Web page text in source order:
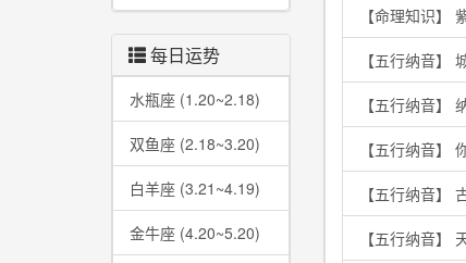
每日运势
水瓶座 (1.20~2.18)
双鱼座 (2.18~3.20)
白羊座 (3.21~4.19)
金牛座 (4.20~5.20)
【命理知识】
【五行纳音】
【五行纳音】
【五行纳音】
【五行纳音】
【五行纳音】